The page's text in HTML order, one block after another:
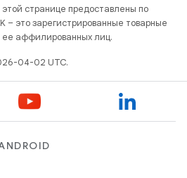
странице предоставлены по
– это зарегистрированные товарные
ее аффилированных лиц.
04-02 UTC.